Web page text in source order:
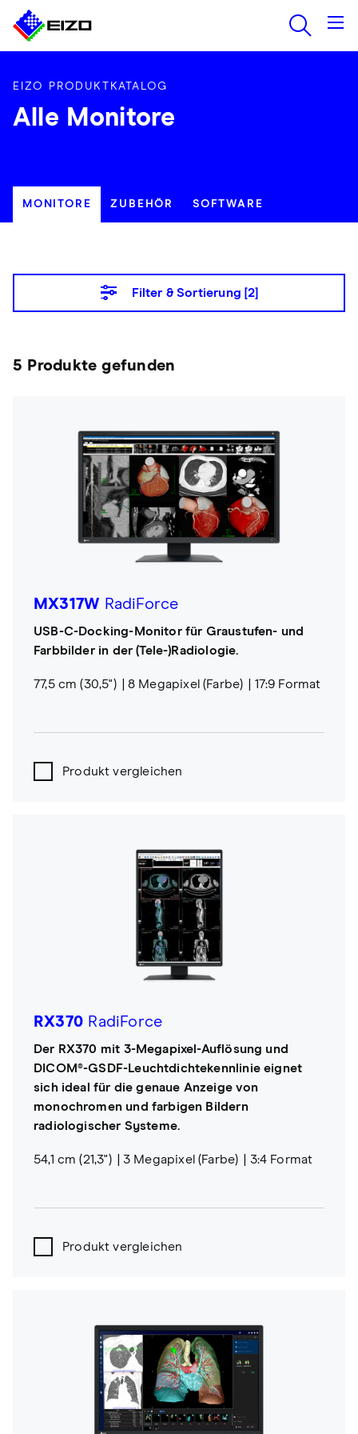
EIZO PRODUKTKATALOG
Alle Monitore
MONITORE ZUBEHÖR SOFTWARE
Filter & Sortierung [2]
5 Produkte gefunden
MX317W RadiForce
USB-C-Docking-Monitor für Graustufen- und
Farbbilder in der (Tele-)Radiologie.
77,5 cm (30,5") 8 Megapixel (Farbe) 17:9 Format
Produkt vergleichen
RX370 RadiForce
Der RX370 mit 3-Megapixel-Auflösung und
DICOM®-GSDF-Leuchtdichtekennlinie eignet
sich ideal für die genaue Anzeige von
monochromen und farbigen Bildern
radiologischer Systeme.
54,1 cm (21,3") 3 Megapixel (Farbe) 3:4 Format
Produkt vergleichen